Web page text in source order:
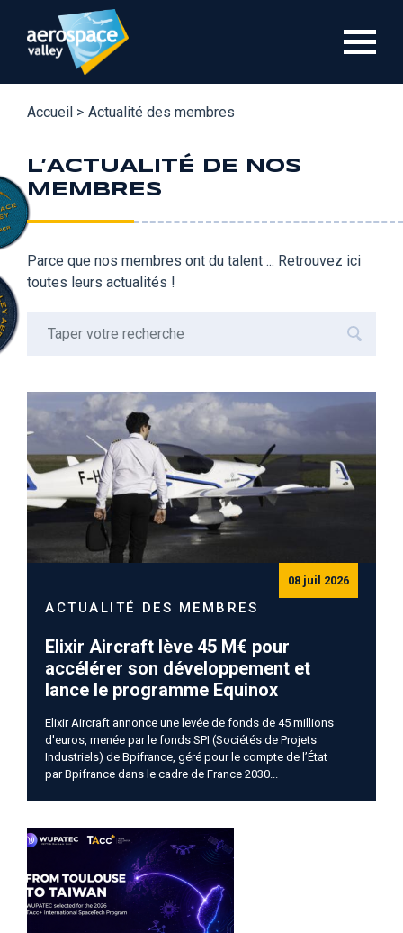
contenu
Accueil > Actualité des membres
L’ACTUALITÉ DE NOS
MEMBRES
Parce que nos membres ont du talent ... Retrouvez ici
toutes leurs actualités !
08 juil 2026
ACTUALITÉ DES MEMBRES
Elixir Aircraft lève 45 M€ pour
accélérer son développement et
lance le programme Equinox
Elixir Aircraft annonce une levée de fonds de 45 millions
d'euros, menée par le fonds SPI (Sociétés de Projets
Industriels) de Bpifrance, géré pour le compte de l’État
par Bpifrance dans le cadre de France 2030...